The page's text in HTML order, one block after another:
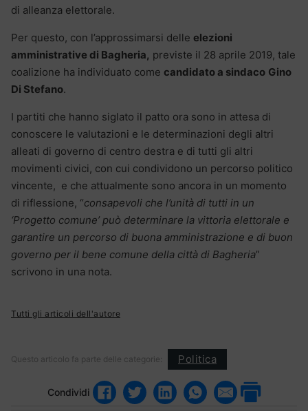
di alleanza elettorale.
Per questo, con l’approssimarsi delle elezioni
amministrative di Bagheria, previste il 28 aprile 2019, tale
coalizione ha individuato come candidato a sindaco Gino
Di Stefano.
I partiti che hanno siglato il patto ora sono in attesa di
conoscere le valutazioni e le determinazioni degli altri
alleati di governo di centro destra e di tutti gli altri
movimenti civici, con cui condividono un percorso politico
vincente, e che attualmente sono ancora in un momento
di riflessione, “consapevoli che l’unità di tutti in un
‘Progetto comune’ può determinare la vittoria elettorale e
garantire un percorso di buona amministrazione e di buon
governo per il bene comune della città di Bagheria”
scrivono in una nota.
Tutti gli articoli dell'autore
Questo articolo fa parte delle categorie: Politica
Condividi